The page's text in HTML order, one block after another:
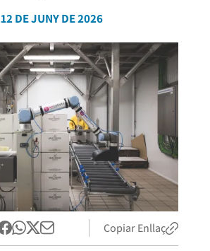
12 DE JUNY DE 2026
Copiar Enllaç